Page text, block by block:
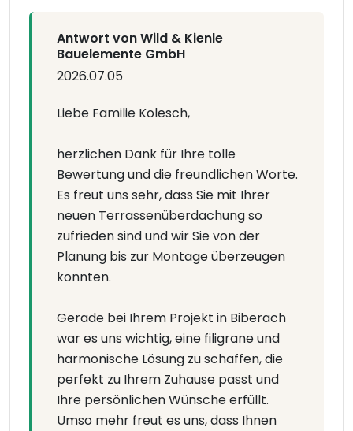
Antwort von Wild & Kienle
Bauelemente GmbH
2026.07.05
Liebe Familie Kolesch,
herzlichen Dank für Ihre tolle
Bewertung und die freundlichen Worte.
Es freut uns sehr, dass Sie mit Ihrer
neuen Terrassenüberdachung so
zufrieden sind und wir Sie von der
Planung bis zur Montage überzeugen
konnten.
Gerade bei Ihrem Projekt in Biberach
war es uns wichtig, eine filigrane und
harmonische Lösung zu schaffen, die
perfekt zu Ihrem Zuhause passt und
Ihre persönlichen Wünsche erfüllt.
Umso mehr freut es uns, dass Ihnen